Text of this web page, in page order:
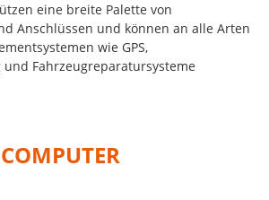
eine breite Palette von
Anschlüssen und können an alle Arten
wie GPS,
Fahrzeugreparatursysteme